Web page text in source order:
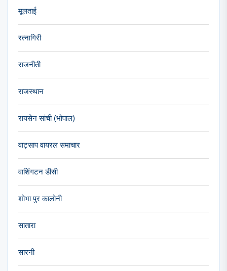
मूलताई
रत्नागिरी
राजनीती
राजस्थान
रायसेन सांची (भोपाल)
वाट्साप वायरल समाचार
वाशिंगटन डीसी
शोभा पुर कालोनी
सातारा
सारनी